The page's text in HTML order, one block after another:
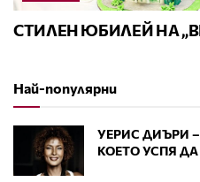
СТИЛЕН ЮБИЛЕЙ НА
Най-популярни
УЕРИС ДИЪРИ
КОЕТО УСПЯ